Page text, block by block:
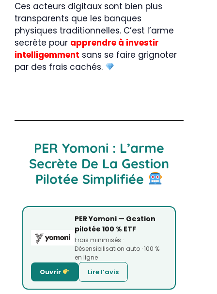
Ces acteurs digitaux sont bien plus
transparents que les banques
physiques traditionnelles. C’est l’arme
secrète pour apprendre à investir
intelligemment sans se faire grignoter
par des frais cachés.
PER Yomoni : L’arme
Secrète De La Gestion
Pilotée Simplifiée
PER Yomoni — Gestion
pilotée 100 % ETF
Frais minimisés ·
Désensibilisation auto · 100 %
en ligne
Ouvrir Lire l’avis